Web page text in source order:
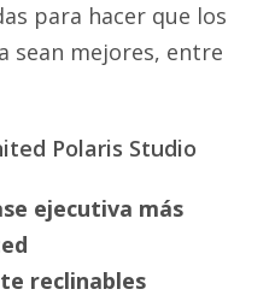
para hacer que los
sean mejores, entre
Polaris Studio
ejecutiva más
reclinables